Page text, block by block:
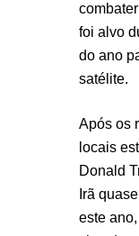
foi alvo
do ano
satélite.
Após os
locais
Donald
Irã
este